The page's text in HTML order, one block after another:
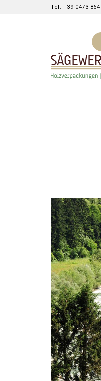
Tel. +39 0473